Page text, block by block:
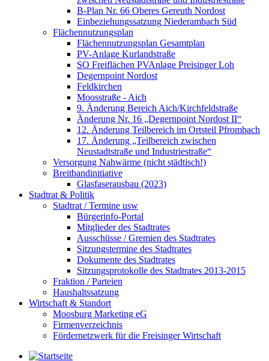
B-Plan Nr. 66 Oberes Gereuth Nordost
Einbeziehungssatzung Niederambach Süd
Flächennutzungsplan
Flächennutzungsplan Gesamtplan
PV-Anlage Kurlandstraße
SO Freiflächen PV­Anlage Preisinger Loh
Degernpoint Nordost
Feldkirchen
Moosstraße - Aich
9. Änderung Bereich Aich/Kirchfeldstraße
Änderung Nr. 16 „Degernpoint Nordost II“
12. Änderung Teilbereich im Ortsteil Pfrombach
17. Änderung „Teilbereich zwischen
Neustadtstraße und Industriestraße“
Versorgung Nahwärme (nicht städtisch!)
Breitbandinitiative
Glasfaserausbau (2023)
Stadtrat & Politik
Stadtrat / Termine usw
Bürgerinfo-Portal
Mitglieder des Stadtrates
Ausschüsse / Gremien des Stadtrates
Sitzungstermine des Stadtrates
Dokumente des Stadtrates
Sitzungsprotokolle des Stadtrates 2013-2015
Fraktion / Parteien
Haushaltssatzung
Wirtschaft & Standort
Moosburg Marketing eG
Firmenverzeichnis
Fördernetzwerk für die Freisinger Wirtschaft